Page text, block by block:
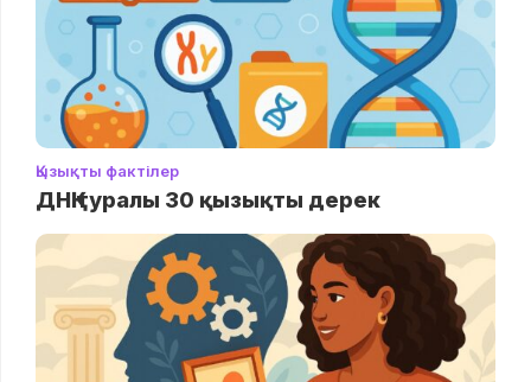
Қызықты фактілер
ДНҚ туралы 30 қызықты дерек